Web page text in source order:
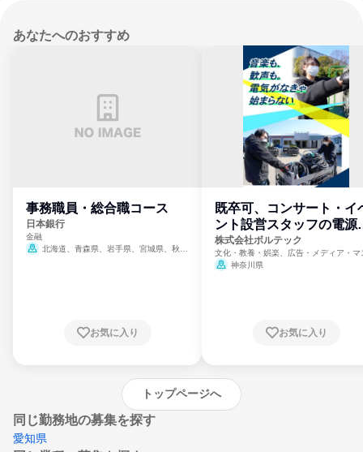
あなたへのおすすめ
事務職員・総合職コース
日本銀行
金融
北海道、青森県、岩手県、宮城県、秋田
崎県、熊本県、大分県、宮崎県、鹿児島県、
お気に入り
既卒可、コンサート・イ
ント設営スタッフの電源
門
株式会社ボルテック
文化・教養・娯楽、広告・メディア・マ
ミ、電力・ガス・水道・エネルギー
神奈川県
お気に入り
トップページへ
同じ勤務地の募集を探す
愛知県